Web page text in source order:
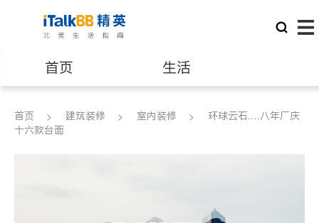
首页 生活
医生 律师
首页 建筑装修 室内装修
环球云石.…八年厂庆
十六款台面